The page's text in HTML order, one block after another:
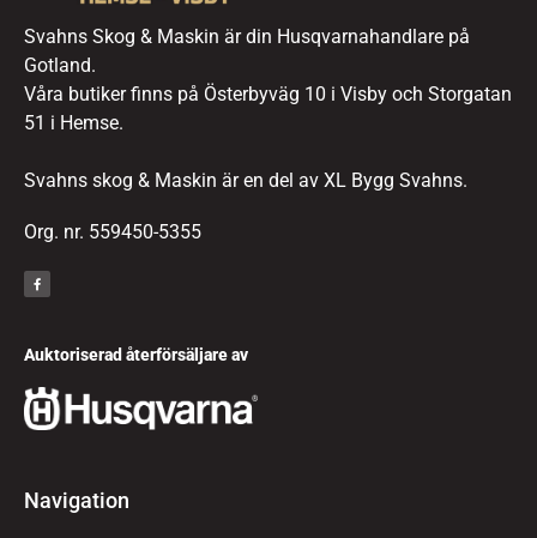
Svahns Skog & Maskin är din Husqvarnahandlare på
Gotland.
Våra butiker finns på Österbyväg 10 i Visby och Storgatan
51 i Hemse.
Svahns skog & Maskin är en del av XL Bygg Svahns.
Org. nr. 559450-5355
Auktoriserad återförsäljare av
Navigation